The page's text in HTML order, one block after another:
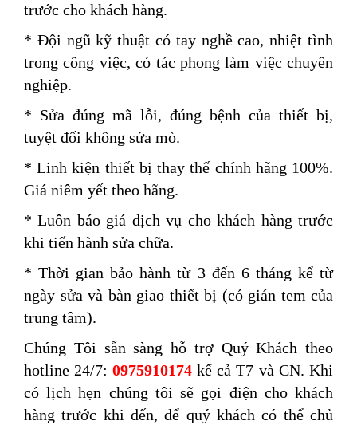
trước cho khách hàng.
* Đội ngũ kỹ thuật có tay nghề cao, nhiệt tình
trong công việc, có tác phong làm việc chuyên
nghiệp.
* Sửa đúng mã lỗi, đúng bệnh của thiết bị,
tuyệt đối không sửa mò.
* Linh kiện thiết bị thay thế chính hãng 100%.
Giá niêm yết theo hãng.
* Luôn báo giá dịch vụ cho khách hàng trước
khi tiến hành sửa chữa.
* Thời gian bảo hành từ 3 đến 6 tháng kể từ
ngày sửa và bàn giao thiết bị (có gián tem của
trung tâm).
Chúng Tôi sẵn sàng hỗ trợ Quý Khách theo
hotline 24/7: 0975910174kể cả T7 và CN. Khi
có lịch hẹn chúng tôi sẽ gọi điện cho khách
hàng trước khi đến, để quý khách có thể chủ